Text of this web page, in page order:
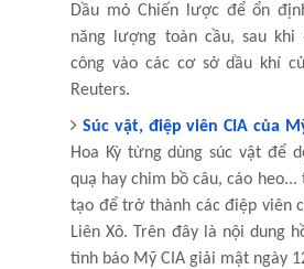
Dầu mỏ Chiến lược để ổn
năng lượng toàn cầu, sau
công vào các cơ sở dầu khí
Reuters.
Súc vật, điệp viên CIA của
Hoa Kỳ từng dùng súc vật để
quạ hay chim bồ câu, cáo
tạo để trở thành các điệp viên
Liên Xô. Trên đây là nội dung
tình báo Mỹ CIA giải mật ngày